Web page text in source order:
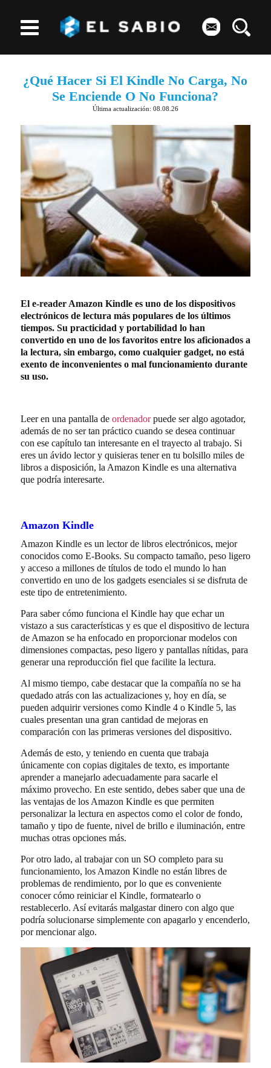
¿Qué Hacer Si El Kindle No Carga, No
Se Enciende O No Funciona?
Última actualización: 08.08.26
El e-reader Amazon Kindle es uno de los dispositivos
electrónicos de lectura más populares de los últimos
tiempos. Su practicidad y portabilidad lo han
convertido en uno de los favoritos entre los aficionados a
la lectura, sin embargo, como cualquier gadget, no está
exento de inconvenientes o mal funcionamiento durante
su uso.
Leer en una pantalla de ordenadorpuede ser algo agotador,
además de no ser tan práctico cuando se desea continuar
con ese capítulo tan interesante en el trayecto al trabajo. Si
eres un ávido lector y quisieras tener en tu bolsillo miles de
libros a disposición, la Amazon Kindle es una alternativa
que podría interesarte.
Amazon Kindle
Amazon Kindle es un lector de libros electrónicos, mejor
conocidos como E-Books. Su compacto tamaño, peso ligero
y acceso a millones de títulos de todo el mundo lo han
convertido en uno de los gadgets esenciales si se disfruta de
este tipo de entretenimiento.
Para saber cómo funciona el Kindle hay que echar un
vistazo a sus características y es que el dispositivo de lectura
de Amazon se ha enfocado en proporcionar modelos con
dimensiones compactas, peso ligero y pantallas nítidas, para
generar una reproducción fiel que facilite la lectura.
Al mismo tiempo, cabe destacar que la compañía no se ha
quedado atrás con las actualizaciones y, hoy en día, se
pueden adquirir versiones como Kindle 4 o Kindle 5, las
cuales presentan una gran cantidad de mejoras en
comparación con las primeras versiones del dispositivo.
Además de esto, y teniendo en cuenta que trabaja
únicamente con copias digitales de texto, es importante
aprender a manejarlo adecuadamente para sacarle el
máximo provecho. En este sentido, debes saber que una de
las ventajas de los Amazon Kindle es que permiten
personalizar la lectura en aspectos como el color de fondo,
tamaño y tipo de fuente, nivel de brillo e iluminación, entre
muchas otras opciones más.
Por otro lado, al trabajar con un SO completo para su
funcionamiento, los Amazon Kindle no están libres de
problemas de rendimiento, por lo que es conveniente
conocer cómo reiniciar el Kindle, formatearlo o
restablecerlo. Así evitarás malgastar dinero con algo que
podría solucionarse simplemente con apagarlo y encenderlo,
por mencionar algo.